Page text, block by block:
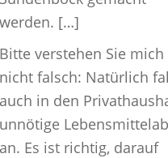
werden. […]
Bitte verstehen Sie mich
nicht falsch: Natürlich
auch in den
unnötige
an. Es ist richtig, darauf